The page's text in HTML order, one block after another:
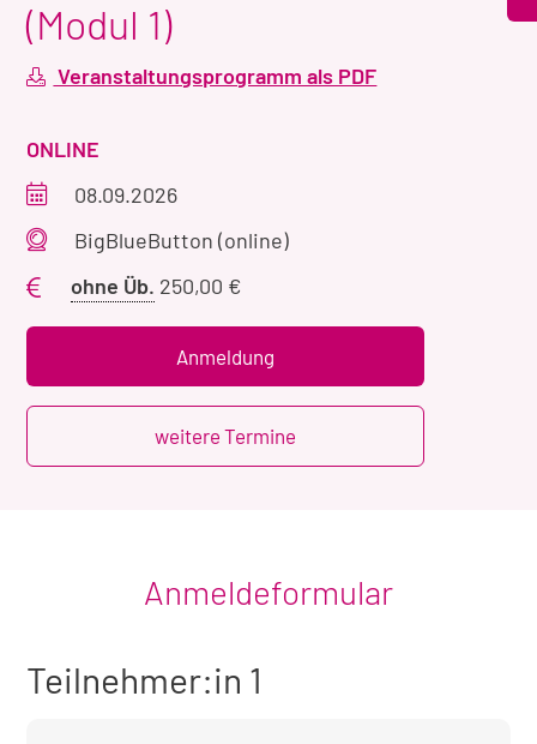
(Modul 1)
Veranstaltungsprogramm als PDF
VERANSTALTUNGSART
ONLINE
Veranstaltungszeitraum
08.09.2026
Veranstaltungsort
BigBlueButton (online)
ohne Üb. Preis
Übernachtung
250,00 €
Anmeldung
weitere Termine
Anmeldeformular
Teilnehmer:in 1